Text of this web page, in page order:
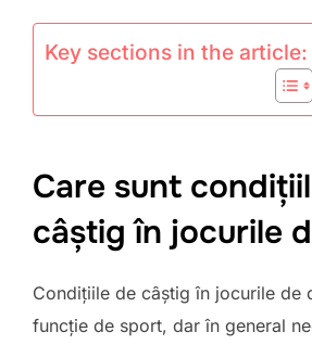
Key sections in the article:
Care sunt
câștig în jocurile
Condițiile de câștig în jocurile de
funcție de sport, dar în general